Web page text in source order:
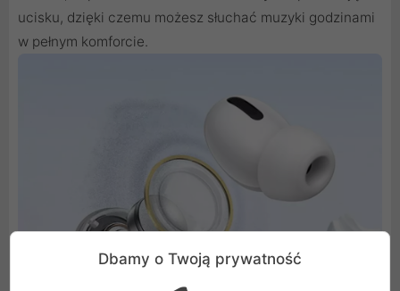
ucisku, dzięki czemu możesz słuchać muzyki godzinami
w pełnym komforcie.
Dbamy o Twoją prywatność